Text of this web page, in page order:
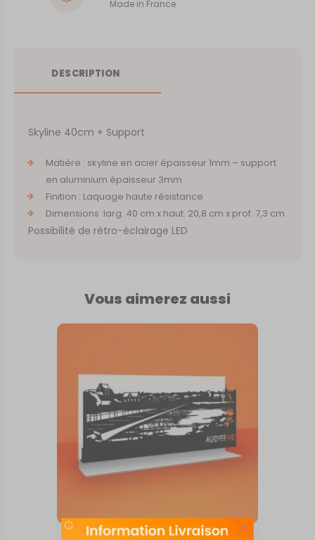
Made in France
DESCRIPTION
Skyline 40cm + Support
Matière : skyline en acier épaisseur 1mm – support
en aluminium épaisseur 3mm
Finition : Laquage haute résistance
Dimensions :larg. 40 cm x haut. 20,8 cm x prof. 7,3 cm
Possibilité de rétro-éclairage LED
Vous aimerez aussi